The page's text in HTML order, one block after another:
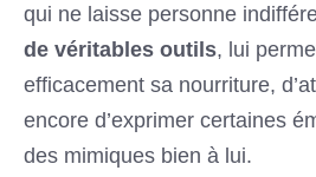
qui ne laisse personne
de véritables outils, lui
efficacement sa nourriture,
encore d’exprimer certaines
des mimiques bien à lui.